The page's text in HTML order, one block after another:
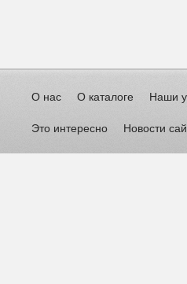
О нас О каталоге Наши
Это интересно Новости